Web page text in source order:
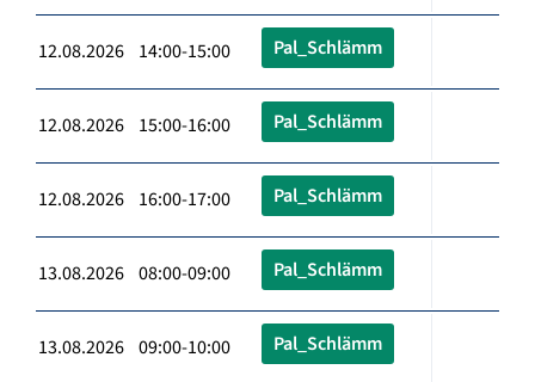
12.08.2026 14:00-15:00 Pal_Schlämm
12.08.2026 15:00-16:00 Pal_Schlämm
12.08.2026 16:00-17:00 Pal_Schlämm
13.08.2026 08:00-09:00 Pal_Schlämm
13.08.2026 09:00-10:00 Pal_Schlämm